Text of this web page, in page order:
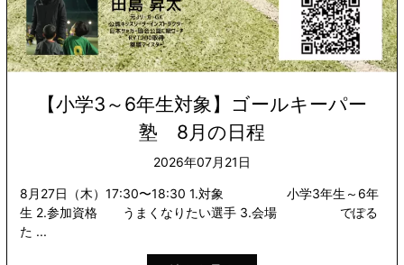
【小学3～6年生対象】ゴールキーパー
塾 8月の日程
2026年07月21日
8月27日（木）17:30〜18:30 1.対象 小学3年生～6年
生 2.参加資格 うまくなりたい選手 3.会場 でぽる
た ...